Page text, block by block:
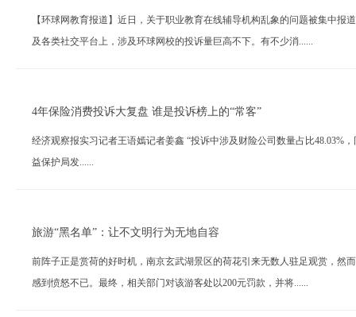
【环球网教育报道】近日，关于职业教育在线辅导机构乱象的问题被集中
及各类社交平台上，涉及环球网校的投诉量巨高不下。有不少消......
4年保险消费投诉大复盘 谁是投诉榜上的“常客”
经济观察报实习记者王语嫣记者姜鑫 “投诉中涉及财险公司数量占比48.03%
益保护局发......
旅游“黑名单”：让不文明行为无地自容
前阵子正是赏荷的好时机，南京玄武湖景区的荷花引来无数人驻足观赏，然
感到愤怒不已。最终，相关部门对该游客处以200元罚款，并将......